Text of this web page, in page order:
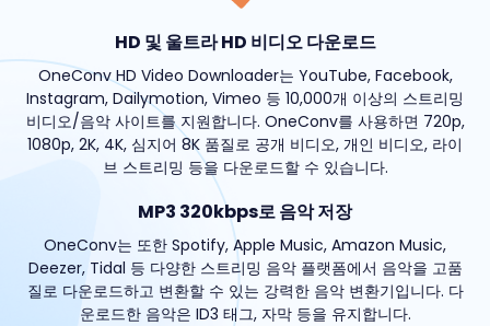
HD 및 울트라 HD 비디오 다운로드
OneConv HD Video Downloader는 YouTube, Facebook,
Instagram, Dailymotion, Vimeo 등 10,000개 이상의 스트리밍
비디오/음악 사이트를 지원합니다. OneConv를 사용하면 720p,
1080p, 2K, 4K, 심지어 8K 품질로 공개 비디오, 개인 비디오, 라이
브 스트리밍 등을 다운로드할 수 있습니다.
MP3 320kbps로 음악 저장
OneConv는 또한 Spotify, Apple Music, Amazon Music,
Deezer, Tidal 등 다양한 스트리밍 음악 플랫폼에서 음악을 고품
질로 다운로드하고 변환할 수 있는 강력한 음악 변환기입니다. 다
운로드한 음악은 ID3 태그, 자막 등을 유지합니다.